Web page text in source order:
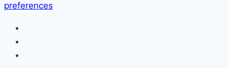
preferences